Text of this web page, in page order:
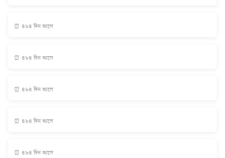
⏰ ৪৮৪ দিন আগে
⏰ ৪৮৪ দিন আগে
⏰ ৪৮৪ দিন আগে
⏰ ৪৮৪ দিন আগে
⏰ ৪৮৪ দিন আগে